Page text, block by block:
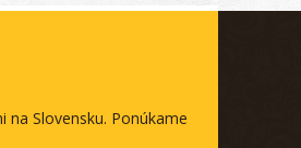
Slovensku. Ponúkame